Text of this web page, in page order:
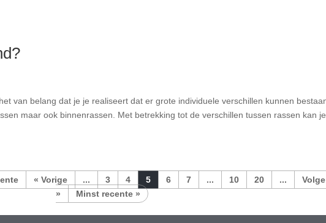
van belang dat je je realiseert dat er grote individuele verschillen kunnen
maar ook binnenrassen. Met betrekking tot de verschillen tussen rassen kan je
« ... 3 4 5 6 7 ... 10 20
...
»
Minst recente »